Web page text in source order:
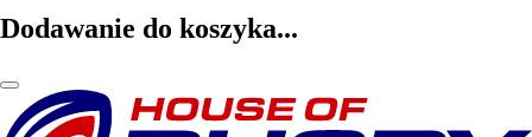
Dodawanie do koszyka...